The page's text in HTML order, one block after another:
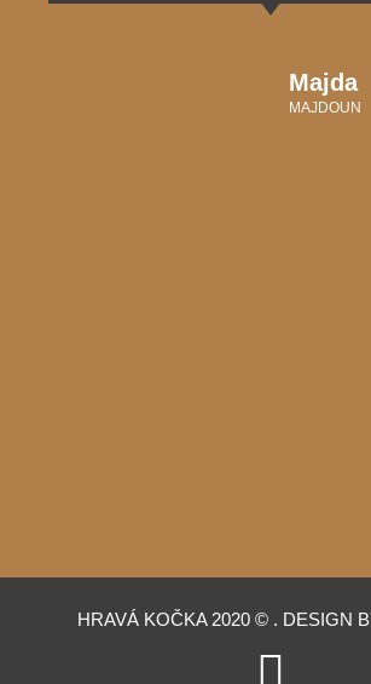
Majda
MAJDOUN
HRAVÁ KOČKA 2020 © . DESIGN